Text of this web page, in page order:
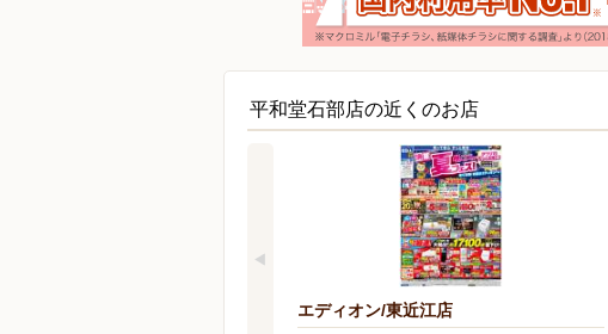
平和堂石部店の近くのお店
エディオン/東近江店